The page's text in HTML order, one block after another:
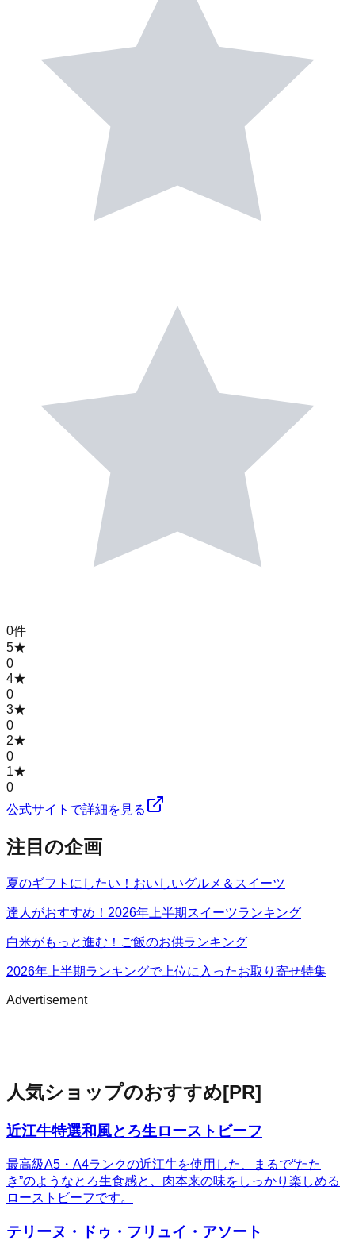
0件
5★
0
4★
0
3★
0
2★
0
1★
0
公式サイトで詳細を見る
注目の企画
夏のギフトにしたい！おいしいグルメ＆スイーツ
達人がおすすめ！2026年上半期スイーツランキング
白米がもっと進む！ご飯のお供ランキング
2026年上半期ランキングで上位に入ったお取り寄せ特集
Advertisement
人気ショップのおすすめ[PR]
近江牛特選和風とろ生ローストビーフ
最高級A5・A4ランクの近江牛を使用した、まるで“たた
き”のようなとろ生食感と、肉本来の味をしっかり楽しめる
ローストビーフです。
テリーヌ・ドゥ・フリュイ・アソート